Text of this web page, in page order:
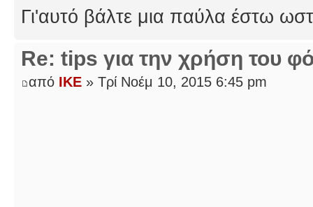
Γι'αυτό βάλτε μια παύλα έστω
Re: tips για την χρήση του
από IKE » Τρί Νοέμ 10, 2015 6:45 pm